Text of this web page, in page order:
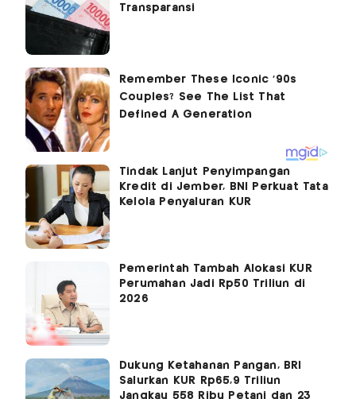
Transparansi
Tindak Lanjut Penyimpangan
Kredit di Jember, BNI Perkuat Tata
Kelola Penyaluran KUR
Pemerintah Tambah Alokasi KUR
Perumahan Jadi Rp50 Triliun di
2026
Dukung Ketahanan Pangan, BRI
Salurkan KUR Rp65,9 Triliun
Jangkau 558 Ribu Petani dan 23